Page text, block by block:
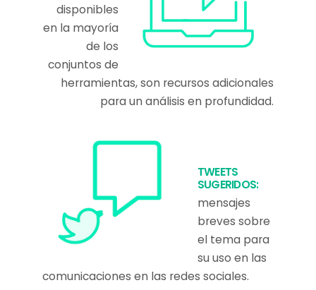
disponibles
en la mayoría
de los
conjuntos de
herramientas, son recursos adicionales
para un análisis en profundidad.
TWEETS
SUGERIDOS:
mensajes
breves sobre
el tema para
su uso en las
comunicaciones en las redes sociales.